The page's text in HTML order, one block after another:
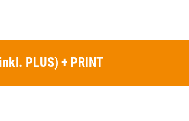
PLUS) + PRINT